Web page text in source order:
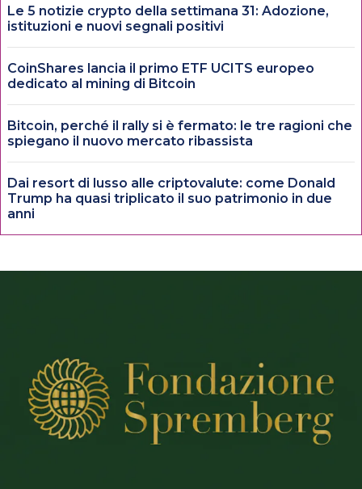
Le 5 notizie crypto della settimana 31: Adozione,
istituzioni e nuovi segnali positivi
CoinShares lancia il primo ETF UCITS europeo
dedicato al mining di Bitcoin
Bitcoin, perché il rally si è fermato: le tre ragioni che
spiegano il nuovo mercato ribassista
Dai resort di lusso alle criptovalute: come Donald
Trump ha quasi triplicato il suo patrimonio in due
anni